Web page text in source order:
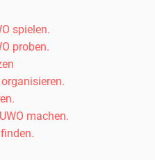
spielen.
proben.
machen.